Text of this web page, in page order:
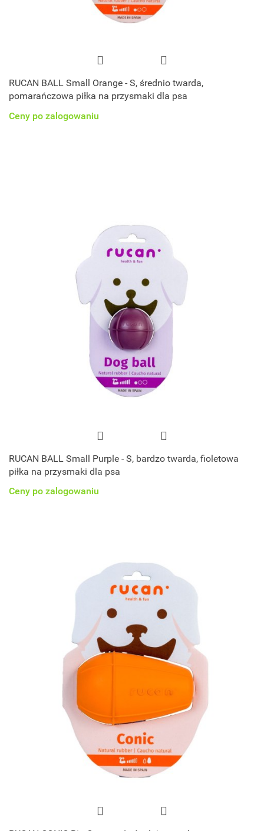
RUCAN BALL Small Orange - S, średnio twarda,
pomarańczowa piłka na przysmaki dla psa
Ceny po zalogowaniu
RUCAN BALL Small Purple - S, bardzo twarda, fioletowa
piłka na przysmaki dla psa
Ceny po zalogowaniu